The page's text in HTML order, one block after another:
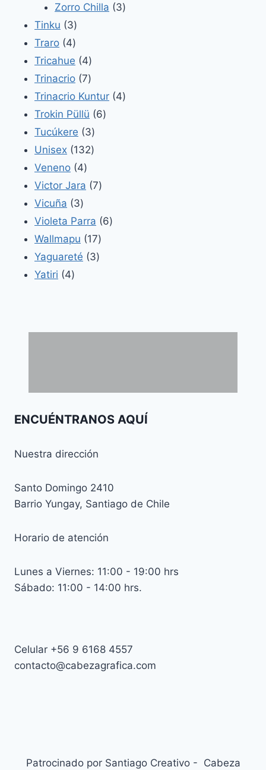
Zorro Chilla 33
Tinku 33
productos
Traro 44
productos
Tricahue 44
productos
Trinacrio 77
productos
Trinacrio Kuntur 44
Trokin Püllü 66
Tucúkere 33
productos
Unisex 132132
Veneno 44
productos
Victor Jara 77
Vicuña 33
productos
Violeta Parra 66
Wallmapu 1717
productos
Yaguareté 33
Yatiri 44
ENCUÉNTRANOS AQUÍ
Nuestra dirección
Santo Domingo 2410
Barrio Yungay, Santiago de Chile
Horario de atención
Lunes a Viernes: 11:00 - 19:00 hrs
Sábado: 11:00 - 14:00 hrs.
Celular +56 9 6168 4557
contacto@cabezagrafica.com
Patrocinado por Santiago Creativo - Cabeza